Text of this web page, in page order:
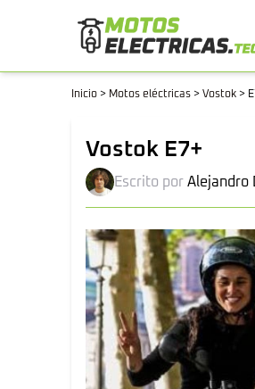
Inicio > Motos eléctricas > Vostok >
Vostok E7+
Escrito por Alejandro